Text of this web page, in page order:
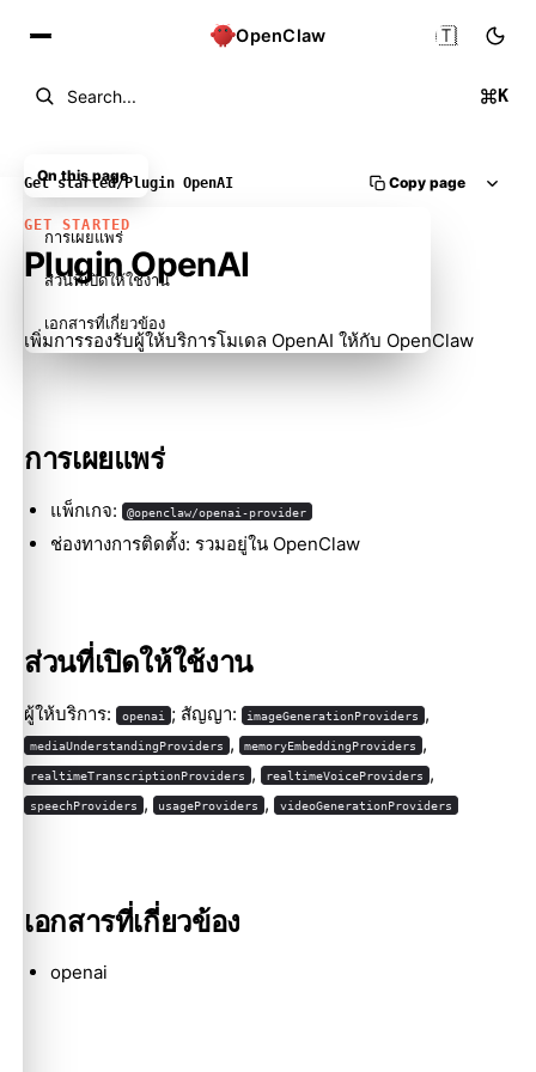
OpenClaw
Search... K
🇹🇭
Get started/Plugin OpenAI Copy page
GET STARTED
Plugin OpenAI
เพิ่มการรองรับผู้ให้บริการโมเดล OpenAI ให้กับ OpenClaw
การเผยแพร่
แพ็กเกจ: @openclaw/openai-provider
ช่องทางการติดตั้ง: รวมอยู่ใน OpenClaw
ส่วนที่เปิดให้ใช้งาน
ผู้ให้บริการ: openai ; สัญญา: imageGenerationProviders ,
mediaUnderstandingProviders , memoryEmbeddingProviders ,
realtimeTranscriptionProviders , realtimeVoiceProviders ,
speechProviders , usageProviders , videoGenerationProviders
เอกสารที่เกี่ยวข้อง
openai
On this page
การเผยแพร่
ส่วนที่เปิดให้ใช้งาน
เอกสารที่เกี่ยวข้อง
Molty